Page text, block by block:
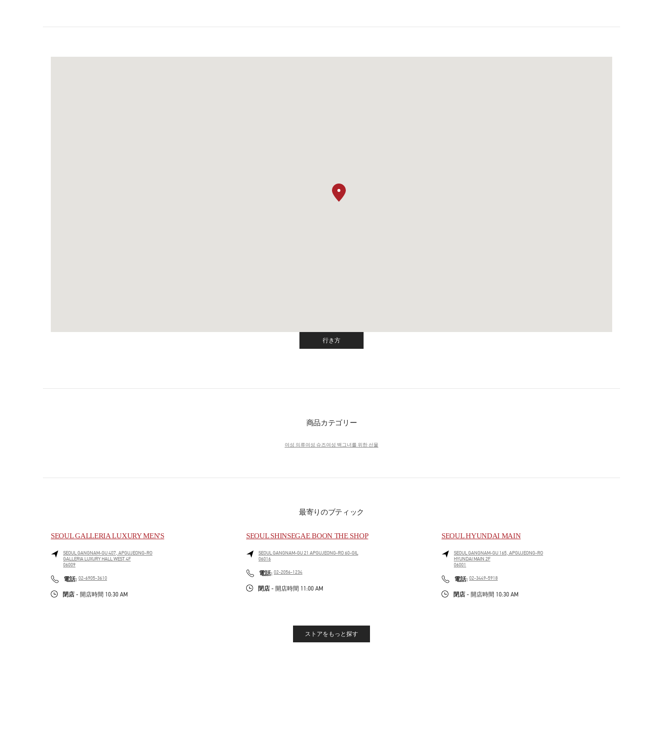
行き方Link Opens in New Tab
商品カテゴリー
여성 의류여성 슈즈여성 백그녀를 위한 선물
最寄りのブティック
SEOUL GALLERIA LUXURY MEN'S
SEOULGANGNAM-GU407, APGUJEONG-RO
GALLERIA LUXURY HALL WEST 4F
06009
電話: PHONE
02-6905-3610
閉店 - 開店時間 10:30 AM
SEOUL SHINSEGAE BOON THE SHOP
SEOULGANGNAM-GU21 APGUJEONG-RO 60-GIL
06016
電話: PHONE
02-2056-1234
閉店 - 開店時間 11:00 AM
SEOUL HYUNDAI MAIN
SEOULGANGNAM-GU 165, APGUJEONG-RO
HYUNDAI MAIN 2F
06001
電話: PHONE
02-3449-5918
閉店 - 開店時間 10:30 AM
ストアをもっと探す